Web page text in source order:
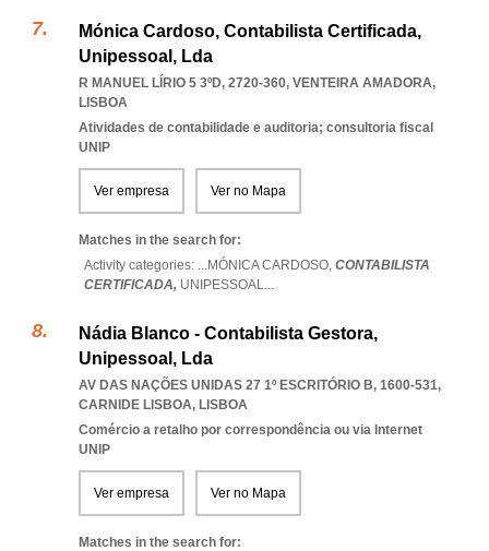
Mónica Cardoso, Contabilista Certificada,
Unipessoal, Lda
R MANUEL LÍRIO 5 3ºD, 2720-360, VENTEIRA AMADORA,
LISBOA
Atividades de contabilidade e auditoria; consultoria fiscal
UNIP
Ver empresa Ver no Mapa
Matches in the search for:
Activity categories: ...MÓNICA CARDOSO, CONTABILISTA
CERTIFICADA, UNIPESSOAL...
Nádia Blanco - Contabilista Gestora,
Unipessoal, Lda
AV DAS NAÇÕES UNIDAS 27 1º ESCRITÓRIO B, 1600-531,
CARNIDE LISBOA, LISBOA
Comércio a retalho por correspondência ou via Internet
UNIP
Ver empresa Ver no Mapa
Matches in the search for: